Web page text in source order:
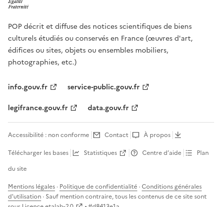
POP décrit et diffuse des notices scientifiques de biens
culturels étudiés ou conservés en France (œuvres d'art,
édifices ou sites, objets ou ensembles mobiliers,
photographies, etc.)
info.gouv.fr
service-public.gouv.fr
legifrance.gouv.fr
data.gouv.fr
Accessibilité : non conforme Contact
À propos
Télécharger les bases
Statistiques Centre d’aide
Plan
du site
Mentions légales · Politique de confidentialité ·Conditions générales
d'utilisation · Sauf mention contraire, tous les contenus de ce site sont